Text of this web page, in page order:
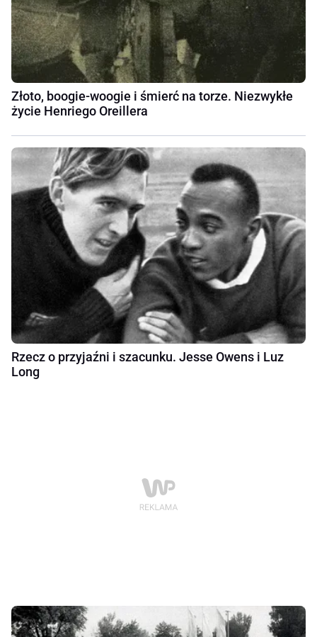
Złoto, boogie-woogie i śmierć na torze. Niezwykłe
życie Henriego Oreillera
Rzecz o przyjaźni i szacunku. Jesse Owens i Luz
Long